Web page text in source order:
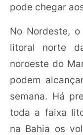
pode chegar
No Nordeste,
litoral norte
noroeste do
podem
semana. Há
toda a faixa
na Bahia os